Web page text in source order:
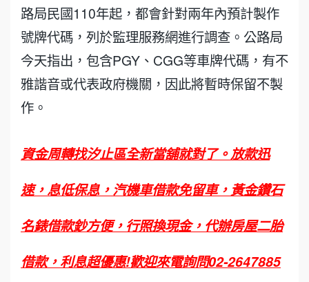
路局民國110年起，都會針對兩年內預計製作
號牌代碼，列於監理服務網進行調查。公路局
今天指出，包含PGY、CGG等車牌代碼，有不
雅諧音或代表政府機關，因此將暫時保留不製
作。
資金周轉找汐止區全新當舖就對了。放款迅
速，息低保息，汽機車借款免留車，黃金鑽石
名錶借款鈔方便，行照換現金，代辦房屋二胎
借款，利息超優惠!歡迎來電詢問02-2647885